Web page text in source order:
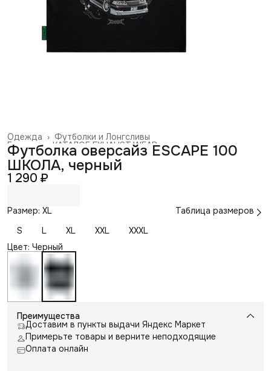
Футболки и Лонгсливы
Одежда ›
КАТАЛОГ EXHAUST WEAR ›
Главная ›
Футболка оверсайз ESCAPE 100
ШКОЛА, черный
1 290 ₽
Размер: XL
Таблица размеров
S
L XL XXL
XXXL
Цвет: Черный
Преимущества
Доставим в пункты выдачи Яндекс Маркет
Примерьте товары и верните неподходящие
Оплата онлайн